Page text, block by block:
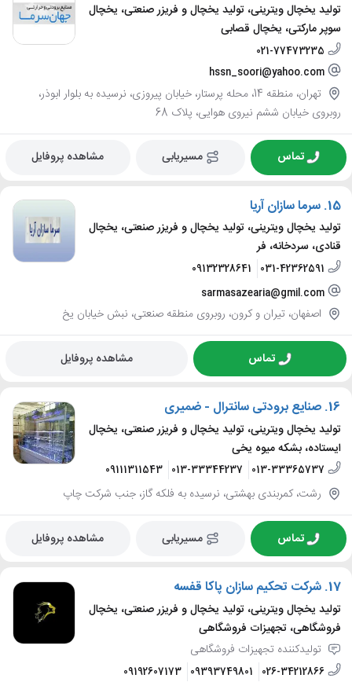
تولید یخچال ویترینی، تولید یخچال و فریزر صنعتی، یخچال
سوپر مارکتی، یخچال قصابی
021-77473235
hssn_soori@yahoo.com
تهران، منطقه 14، محله پرستار، خیابان پیروزی، نرسیده به بلوار ابوذر،
روبروی خیابان ششم نیروی هوایی، پلاک 68
تماس مسیریابی مشاهده پروفایل
15. سرما سازان آریا
تولید یخچال ویترینی، تولید یخچال و فریزر صنعتی، یخچال
قنادی، سردخانه، فر
031-42362591
09132328641
sarmasazearia@gmil.com
اصفهان، تیران و کرون، روبروی منطقه صنعتی، نبش خیابان یخ
تماس مشاهده پروفایل
16. صنایع برودتی سانترال - ضمیری
تولید یخچال ویترینی، تولید یخچال و فریزر صنعتی، یخچال
ایستاده، بشکه میوه یخی
013-33365737
013-33344237
09111311543
رشت، کمربندی بهشتی، نرسیده به فلکه گاز، جنب شرکت چاپ
تماس مسیریابی مشاهده پروفایل
17. شرکت تحکیم سازان پاکا قفسه
تولید یخچال ویترینی، تولید یخچال و فریزر صنعتی، یخچال
فروشگاهی، تجهیزات فروشگاهی
تولیدکننده تجهیزات فروشگاهی
026-34212866
09393749801
09192607173